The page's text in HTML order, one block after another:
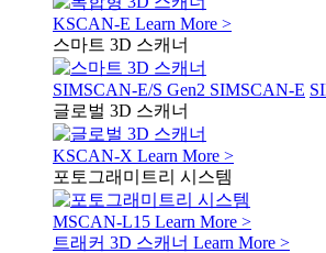
KSCAN-E Learn More >
스마트 3D 스캐너
SIMSCAN-E/S Gen2 SIMSCAN-E
글로벌 3D 스캐너
KSCAN-X Learn More >
포토그래미트리 시스템
MSCAN-L15 Learn More >
트래커 3D 스캐너 Learn More >